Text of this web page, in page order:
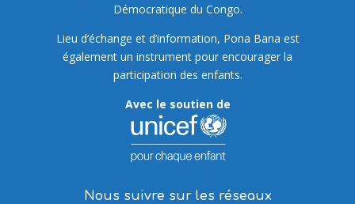
Démocratique du Congo.
Lieu d’échange et d’information, Pona Bana est
également un instrument pour encourager la
participation des enfants.
Avec le soutien de
Nous suivre sur les réseaux